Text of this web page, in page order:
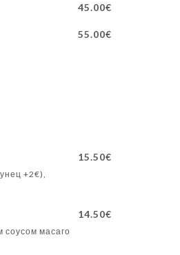
45.00€
55.00€
15.50€
+2€),
14.50€
соусом масаго